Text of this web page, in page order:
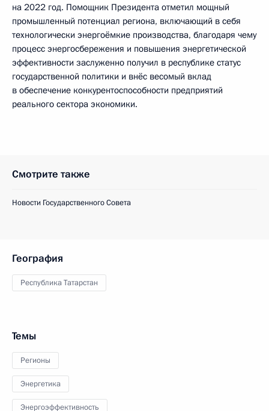
на 2022 год. Помощник Президента отметил мощный
промышленный потенциал региона, включающий в себя
технологически энергоёмкие производства, благодаря чему
процесс энергосбережения и повышения энергетической
эффективности заслуженно получил в республике статус
государственной политики и внёс весомый вклад
в обеспечение конкурентоспособности предприятий
реального сектора экономики.
Смотрите также
Новости Государственного Совета
География
Республика Татарстан
Темы
Регионы
Энергетика
Энергоэффективность